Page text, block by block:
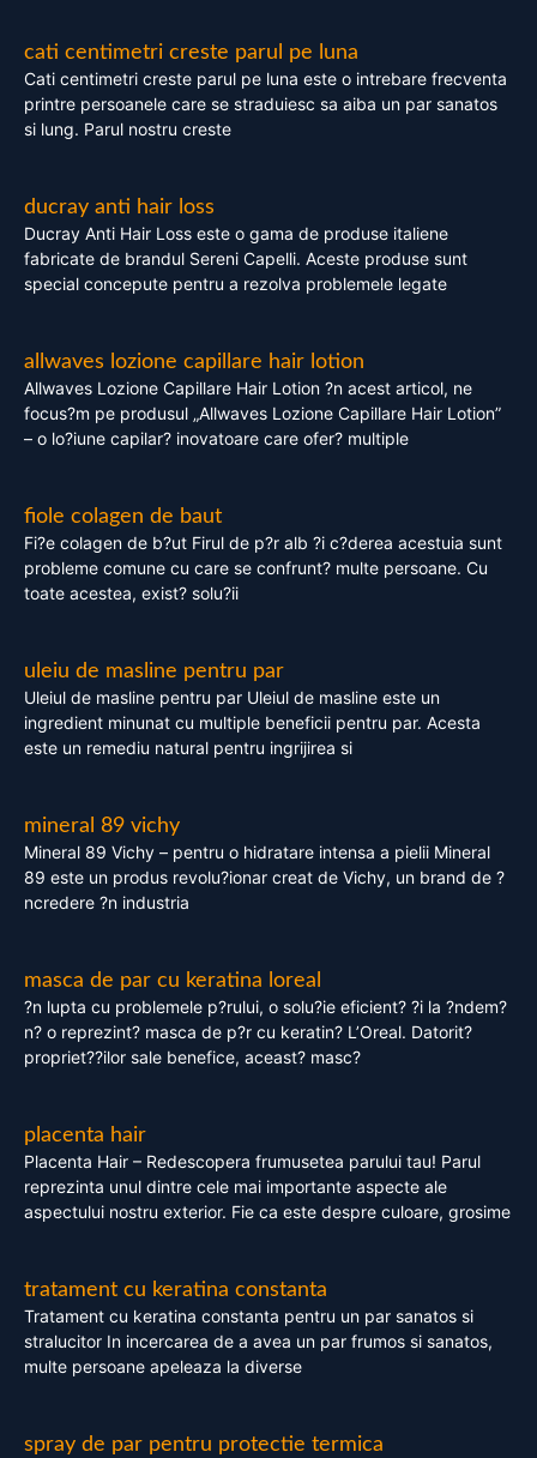
cati centimetri creste parul pe luna
Cati centimetri creste parul pe luna este o intrebare frecventa
printre persoanele care se straduiesc sa aiba un par sanatos
si lung. Parul nostru creste
ducray anti hair loss
Ducray Anti Hair Loss este o gama de produse italiene
fabricate de brandul Sereni Capelli. Aceste produse sunt
special concepute pentru a rezolva problemele legate
allwaves lozione capillare hair lotion
Allwaves Lozione Capillare Hair Lotion ?n acest articol, ne
focus?m pe produsul „Allwaves Lozione Capillare Hair Lotion”
– o lo?iune capilar? inovatoare care ofer? multiple
fiole colagen de baut
Fi?e colagen de b?ut Firul de p?r alb ?i c?derea acestuia sunt
probleme comune cu care se confrunt? multe persoane. Cu
toate acestea, exist? solu?ii
uleiu de masline pentru par
Uleiul de masline pentru par Uleiul de masline este un
ingredient minunat cu multiple beneficii pentru par. Acesta
este un remediu natural pentru ingrijirea si
mineral 89 vichy
Mineral 89 Vichy – pentru o hidratare intensa a pielii Mineral
89 este un produs revolu?ionar creat de Vichy, un brand de ?
ncredere ?n industria
masca de par cu keratina loreal
?n lupta cu problemele p?rului, o solu?ie eficient? ?i la ?ndem?
n? o reprezint? masca de p?r cu keratin? L’Oreal. Datorit?
propriet??ilor sale benefice, aceast? masc?
placenta hair
Placenta Hair – Redescopera frumusetea parului tau! Parul
reprezinta unul dintre cele mai importante aspecte ale
aspectului nostru exterior. Fie ca este despre culoare, grosime
tratament cu keratina constanta
Tratament cu keratina constanta pentru un par sanatos si
stralucitor In incercarea de a avea un par frumos si sanatos,
multe persoane apeleaza la diverse
spray de par pentru protectie termica